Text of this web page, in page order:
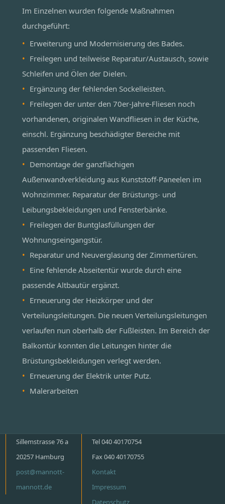
Im Einzelnen wurden folgende Maßnahmen
durchgeführt:
Erweiterung und Modernisierung des Bades.
Freilegen und teilweise Reparatur/Austausch, sowie
Schleifen und Ölen der Dielen.
Ergänzung der fehlenden Sockelleisten.
Freilegen der unter den 70er-Jahre-Fliesen noch
vorhandenen, originalen Wandfliesen in der Küche,
einschl. Ergänzung beschädigter Bereiche mit
passenden Fliesen.
Demontage der ganzflächigen
Außenwandverkleidung aus Kunststoff-Paneelen im
Wohnzimmer. Reparatur der Brüstungs- und
Leibungsbekleidungen und Fensterbänke.
Freilegen der Buntglasfüllungen der
Wohnungseingangstür.
Reparatur und Neuverglasung der Zimmertüren.
Eine fehlende Abseitentür wurde durch eine
passende Altbautür ergänzt.
Erneuerung der Heizkörper und der
Verteilungsleitungen. Die neuen Verteilungsleitungen
verlaufen nun oberhalb der Fußleisten. Im Bereich der
Balkontür konnten die Leitungen hinter die
Brüstungsbekleidungen verlegt werden.
Erneuerung der Elektrik unter Putz.
Malerarbeiten
Sillemstrasse 76 a
20257 Hamburg
post@mannott-
mannott.de
Tel 040 40170754
Fax 040 40170755
Kontakt
Impressum
Datenschutz